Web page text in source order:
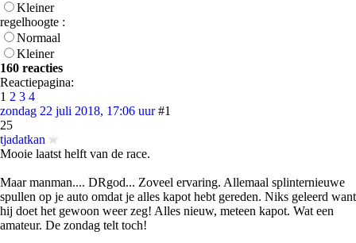
Kleiner
regelhoogte :
Normaal
Kleiner
160 reacties
Reactiepagina:
1 2 3 4
zondag 22 juli 2018, 17:06 uur #1
25
tjadatkan
Mooie laatst helft van de race.
Maar manman.... DRgod... Zoveel ervaring. Allemaal splinternieuwe
spullen op je auto omdat je alles kapot hebt gereden. Niks geleerd want
hij doet het gewoon weer zeg! Alles nieuw, meteen kapot. Wat een
amateur. De zondag telt toch!